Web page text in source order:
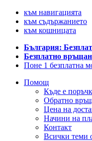
към навигацията
към съдържанието
към кошницата
България:
Безплатно
Поне 1 безплатна
Помощ
Къде е
Обратно
Цена на
Начини на
Контакт
Всички теми